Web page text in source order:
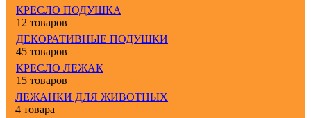
КРЕСЛО ПОДУШКА
12 товаров
ДЕКОРАТИВНЫЕ ПОДУШКИ
45 товаров
КРЕСЛО ЛЕЖАК
15 товаров
ЛЕЖАНКИ ДЛЯ ЖИВОТНЫХ
4 товара